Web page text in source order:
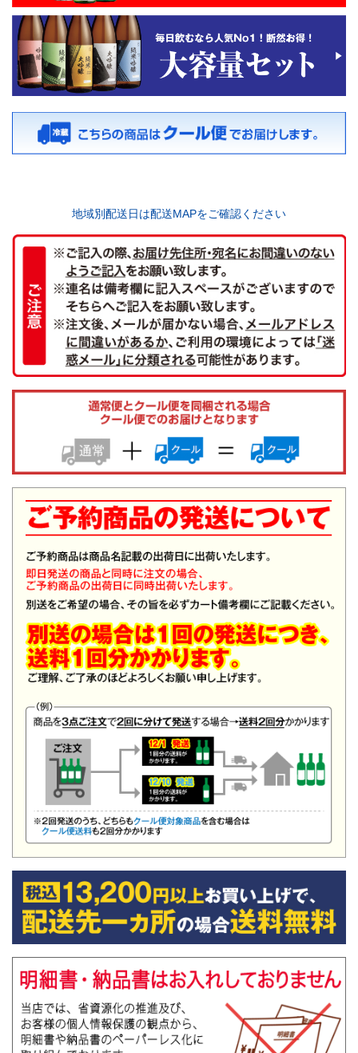
地域別配送日は配送MAPをご確認ください